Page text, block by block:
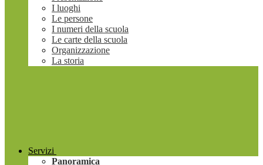
I luoghi
Le persone
I numeri della scuola
Le carte della scuola
Organizzazione
La storia
Servizi
Panoramica